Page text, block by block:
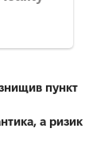
пункт
а ризик